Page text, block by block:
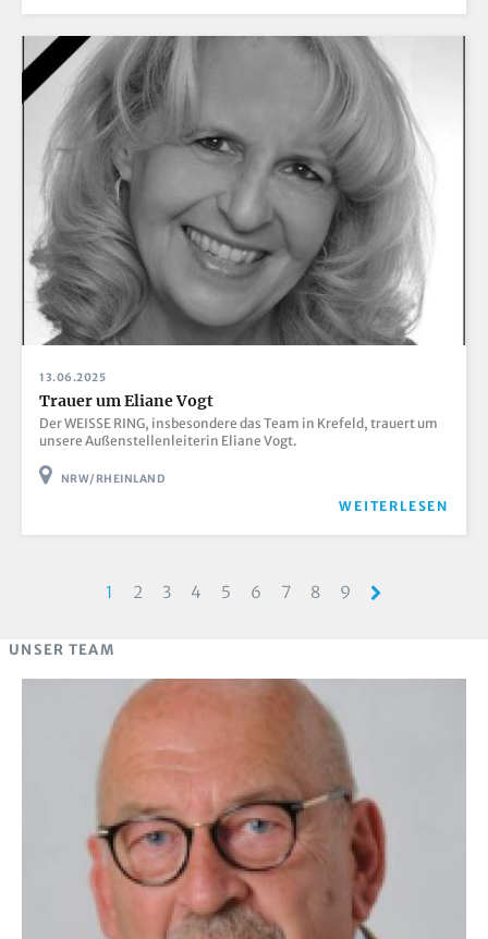
13.06.2025
Trauer um Eliane Vogt
Der WEISSE RING, insbesondere das Team in Krefeld, trauert um
unsere Außenstellenleiterin Eliane Vogt.
NRW/RHEINLAND
WEITERLESEN
Aktuelle Seite
1 Seite
2 Seite
3 Seite
4 Seite
5 Seite
6 Seite
7 Seite
8 Seite
9
UNSER TEAM